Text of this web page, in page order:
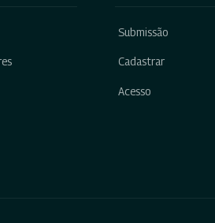
Submissão
Cadastrar
Acesso